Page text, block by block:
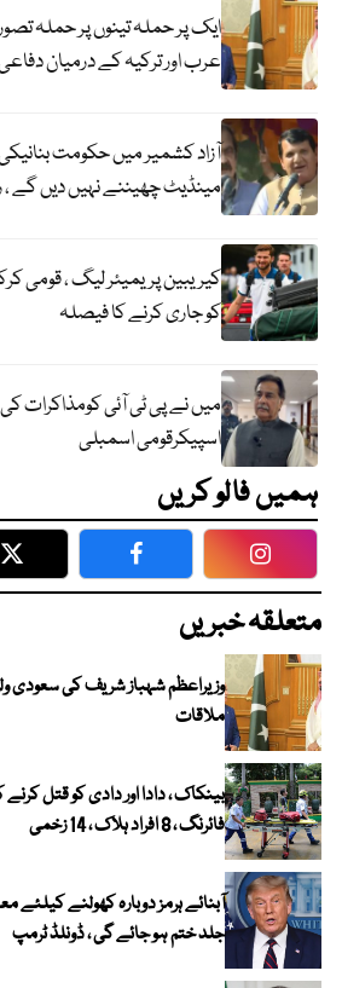
ایک پر حملہ تینوں پر حملہ
عرب اور ترکیہ کے درمیان
آزاد کشمیر میں حکومت
مینڈیٹ چھیننے نہیں دیں گے ،
کو جاری کرنے کا فیصلہ
میں نے پی ٹی آئی کومذاکرات
اسپیکرقومی اسمبلی
ہمیں فالو کریں
Twitter Facebook
متعلقہ خبریں
وزیراعظم شہباز شریف کی
ملاقات
بینکاک ، دادا اور دادی کو قتل
فائرنگ ، 8 افراد ہلاک ، 14 زخمی
آبنائے ہرمز دوبارہ کھولنے
جلد ختم ہو جائے گی ، ڈونلڈ ٹرمپ